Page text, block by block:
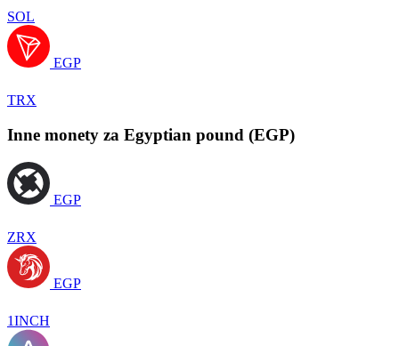
SOL
EGP
TRX
Inne monety za Egyptian pound (EGP)
EGP
ZRX
EGP
1INCH